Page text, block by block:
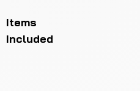
Items
Included